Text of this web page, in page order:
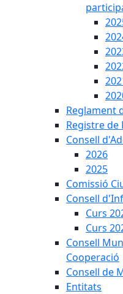
Reglament
Registre de
Consell
2026
2025
Comissió
Consell
Curs
Curs
Consell
Cooperació
Consell de
Entitats